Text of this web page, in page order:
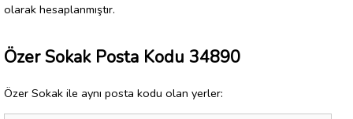
olarak hesaplanmıştır.
Özer Sokak Posta Kodu 34890
Özer Sokak ile aynı posta kodu olan yerler: